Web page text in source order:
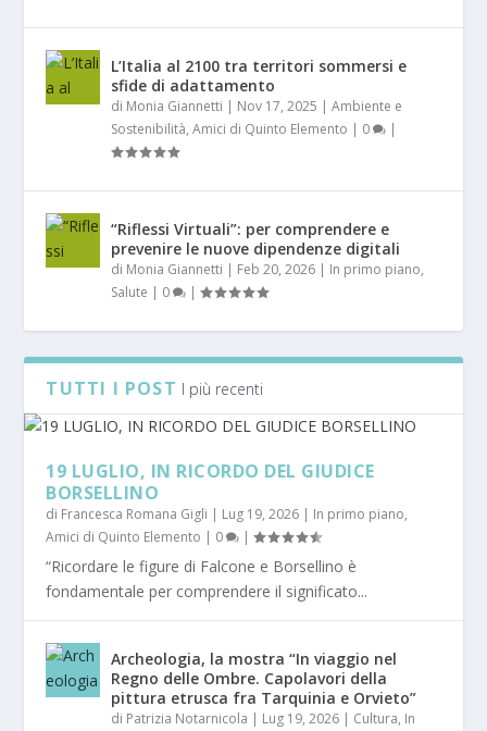
L’Italia al 2100 tra territori sommersi e
sfide di adattamento
di Monia Giannetti | Nov 17, 2025 |Ambiente e
Sostenibilità,Amici di Quinto Elemento | 0 |
“Riflessi Virtuali”: per comprendere e
prevenire le nuove dipendenze digitali
di Monia Giannetti | Feb 20, 2026 | In primo piano,
Salute | 0 |
TUTTI I POST I più recenti
19 LUGLIO, IN RICORDO DEL GIUDICE
BORSELLINO
di Francesca Romana Gigli | Lug 19, 2026 | In primo piano,
Amici di Quinto Elemento | 0 |
“Ricordare le figure di Falcone e Borsellino è
fondamentale per comprendere il significato...
Archeologia, la mostra “In viaggio nel
Regno delle Ombre. Capolavori della
pittura etrusca fra Tarquinia e Orvieto”
di Patrizia Notarnicola | Lug 19, 2026 | Cultura, In